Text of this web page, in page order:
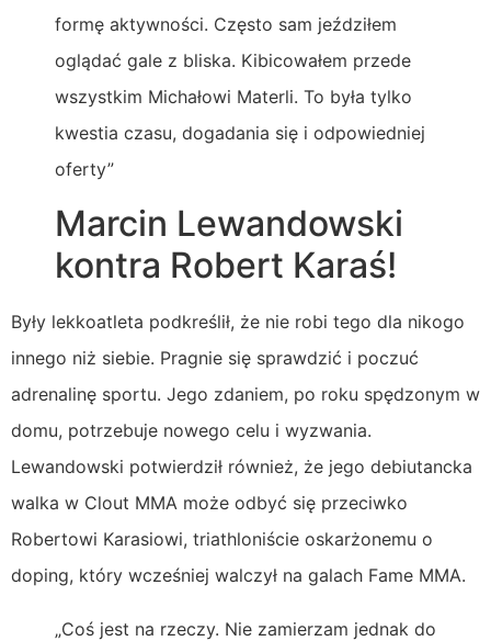
formę aktywności. Często sam jeździłem
oglądać gale z bliska. Kibicowałem przede
wszystkim Michałowi Materli. To była tylko
kwestia czasu, dogadania się i odpowiedniej
oferty”
Marcin Lewandowski
kontra Robert Karaś!
Były lekkoatleta podkreślił, że nie robi tego dla nikogo
innego niż siebie. Pragnie się sprawdzić i poczuć
adrenalinę sportu. Jego zdaniem, po roku spędzonym w
domu, potrzebuje nowego celu i wyzwania.
Lewandowski potwierdził również, że jego debiutancka
walka w Clout MMA może odbyć się przeciwko
Robertowi Karasiowi, triathloniście oskarżonemu o
doping, który wcześniej walczył na galach Fame MMA.
„Coś jest na rzeczy. Nie zamierzam jednak do